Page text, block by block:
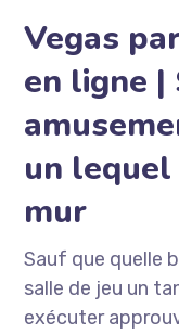
Vegas
en ligne |
un lequel
mur
Sauf que quelle
salle de jeu un
exécuter